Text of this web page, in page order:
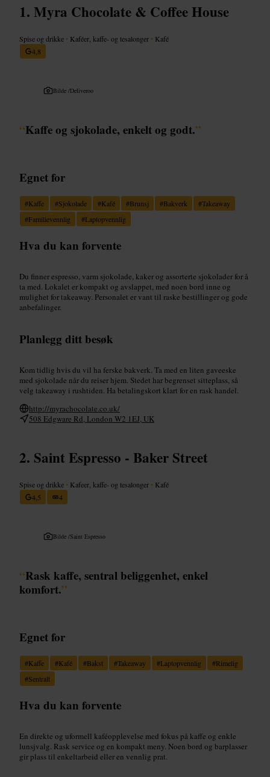
Myra Chocolate & Coffee House
Spise og drikke • Kaféer, kaffe- og tesalonger • Kafé
4,8
Bilde /Deliveroo
“Kaffe og sjokolade, enkelt og godt.”
Egnet for
#Kaffe #Sjokolade #Kafé #Brunsj #Bakverk #Takeaway
#Familievennlig #Laptopvennlig
Hva du kan forvente
Du finner espresso, varm sjokolade, kaker og assorterte sjokolader for å
ta med. Lokalet er kompakt og avslappet, med noen bord inne og
mulighet for takeaway. Personalet er vant til raske bestillinger og gode
anbefalinger.
Planlegg ditt besøk
Kom tidlig hvis du vil ha ferske bakverk. Ta med en liten gaveeske
med sjokolade når du reiser hjem. Stedet har begrenset sitteplass, så
velg takeaway i rushtiden. Ha betalingskort klart for en rask handel.
http://myrachocolate.co.uk/
508 Edgware Rd, London W2 1EJ, UK
Saint Espresso - Baker Street
Spise og drikke • Kafeer, kaffe- og tesalonger • Kafé
4,5
4
Bilde /Saint Espresso
“Rask kaffe, sentral beliggenhet, enkel
komfort.”
Egnet for
#Kaffe #Kafé #Bakst #Takeaway #Laptopvennlig #Rimelig
#Sentralt
Hva du kan forvente
En direkte og uformell kaféopplevelse med fokus på kaffe og enkle
lunsjvalg. Rask service og en kompakt meny. Noen bord og barplasser
gir plass til enkeltarbeid eller en vennlig prat.